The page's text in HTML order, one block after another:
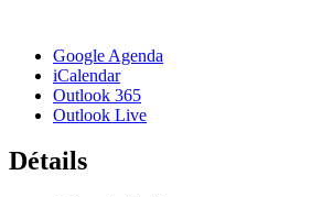
Google Agenda
iCalendar
Outlook 365
Outlook Live
Détails